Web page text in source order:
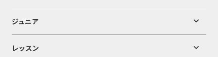
ジュニア
レッスン